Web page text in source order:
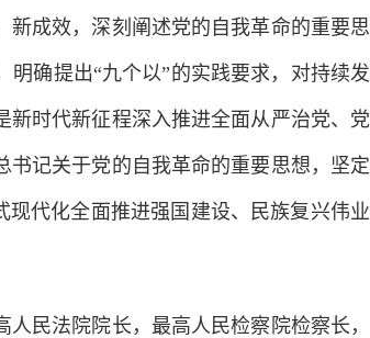
成效，深刻阐述党的自我革命的重要思
确提出“九个以”的实践要求，对持续发
新时代新征程深入推进全面从严治党、党
记关于党的自我革命的重要思想，坚定
现代化全面推进强国建设、民族复兴伟业
民法院院长，最高人民检察院检察长，